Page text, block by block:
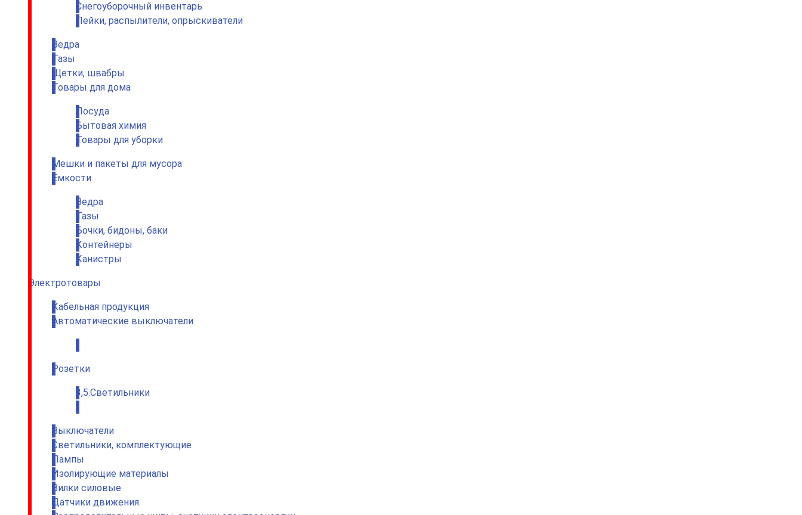
Снегоуборочный инвентарь
Лейки, распылители, опрыскиватели
Ведра
Тазы
Щетки, швабры
Товары для дома
Посуда
Бытовая химия
Товары для уборки
Мешки и пакеты для мусора
Емкости
Ведра
Тазы
Бочки, бидоны, баки
Контейнеры
Канистры
Электротовары
Кабельная продукция
Автоматические выключатели
Розетки
3,5.Светильники
Выключатели
Светильники, комплектующие
Лампы
Изолирующие материалы
Вилки силовые
Датчики движения